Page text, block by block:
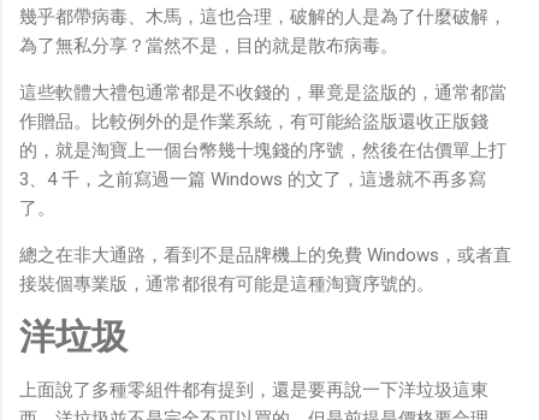
幾乎都帶病毒、木馬，這也合理，破解的人是為了什麼破解，
為了無私分享？當然不是，目的就是散布病毒。
這些軟體大禮包通常都是不收錢的，畢竟是盜版的，通常都當
作贈品。比較例外的是作業系統，有可能給盜版還收正版錢
的，就是淘寶上一個台幣幾十塊錢的序號，然後在估價單上打
3、4 千，之前寫過一篇 Windows 的文了，這邊就不再多寫
了。
總之在非大通路，看到不是品牌機上的免費 Windows，或者直
接裝個專業版，通常都很有可能是這種淘寶序號的。
洋垃圾
上面說了多種零組件都有提到，還是要再說一下洋垃圾這東